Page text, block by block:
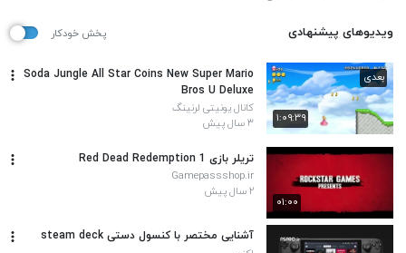
ویدیوهای پیشنهادی پخش خودکار
۱:۰۹:۳۹
بعدی
Soda Jungle All Star Coins New Super Mario
Bros U Deluxe
کانال یونیتی لرنینگ
۳ سال پیش
۰۱:۰۰
تریلر بازی Red Dead Redemption 1
Gamepassshop.ir
۲ سال پیش
آشنایی مختصر با کنسول دستی steam deck